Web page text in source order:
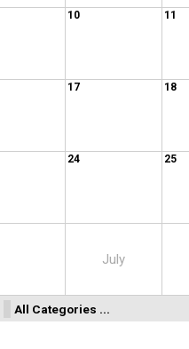
10 11
17 18
24 25
July
All Categories ...